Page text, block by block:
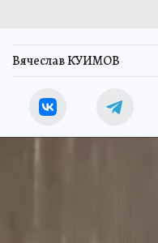
Вячеслав КУИМОВ